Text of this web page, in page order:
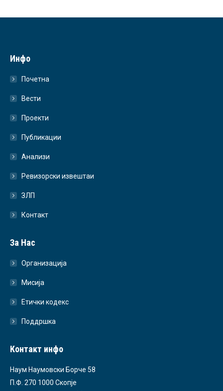
Инфо
Почетна
Вести
Проекти
Публикации
Анализи
Ревизорски извештаи
ЗЛП
Контакт
За Нас
Организација
Мисија
Етички кодекс
Поддршка
Контакт инфо
Наум Наумовски Борче 58
П.Ф. 270 1000 Скопје